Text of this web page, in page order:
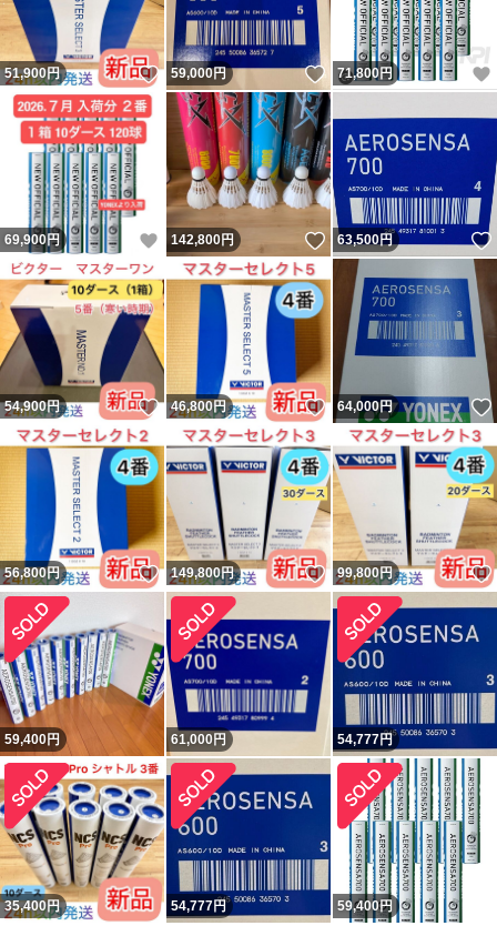
51,900円 いいね！
59,000円 いいね！
71,800円
69,900円 いいね！
142,800円 いいね！
63,500円
54,900円 いいね！
46,800円 いいね！
64,000円
56,800円 いいね！
149,800円 いいね！
99,800円
59,400円 61,000円 54,777円
35,400円 54,777円 59,400円